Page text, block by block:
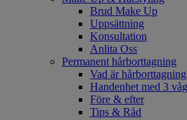
Brud Make Up
Uppsättning
Konsultation
Anlita Oss
Permanent hårborttagning
Vad är
Handenhet med 3
Före & efter
Tips & Råd